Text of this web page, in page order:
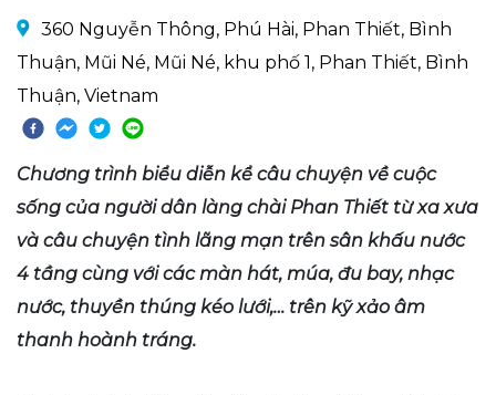
360 Nguyễn Thông, Phú Hài, Phan Thiết, Bình
Thuận, Mũi Né, Mũi Né, khu phố 1, Phan Thiết, Bình
Thuận, Vietnam
Chương trình biểu diễn kể câu chuyện về cuộc
sống của người dân làng chài Phan Thiết từ xa xưa
và câu chuyện tình lãng mạn trên sân khấu nước
4 tầng cùng với các màn hát, múa, đu bay, nhạc
nước, thuyền thúng kéo lưới,… trên kỹ xảo âm
thanh hoành tráng.